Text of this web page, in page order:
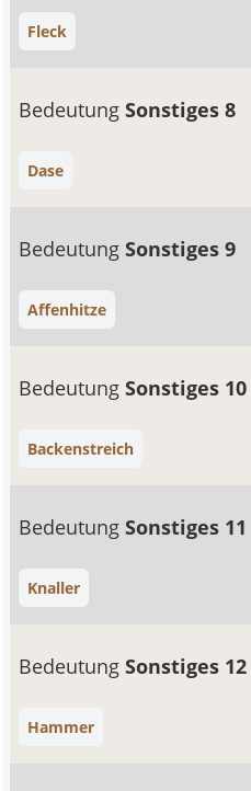
Fleck
BedeutungSonstiges 8
Dase
BedeutungSonstiges 9
Affenhitze
BedeutungSonstiges 10
Backenstreich
BedeutungSonstiges 11
Knaller
BedeutungSonstiges 12
Hammer